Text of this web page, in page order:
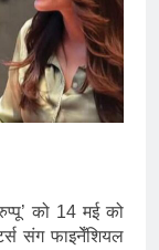
को 14 मई को
संग फाइनेँशियल